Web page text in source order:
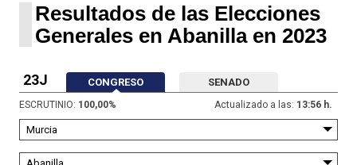
Resultados de las Elecciones
Generales en Abanilla en 2023
23J CONGRESO SENADO
ESCRUTINIO: 100,00% Actualizado a las: 13:56 h.